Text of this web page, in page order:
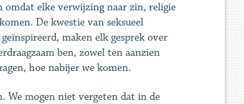
omdat elke verwijzing naar zin, religie
De kwestie van seksueel
maken elk gesprek over
ben, zowel ten aanzien
hoe nabijer we komen.
We mogen niet vergeten dat in de